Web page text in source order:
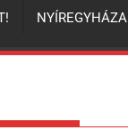
NYÍREGYHÁZA